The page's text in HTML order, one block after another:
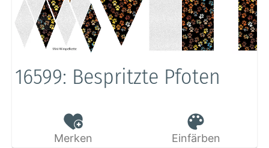
16599: Bespritzte Pfoten
Merken Einfärben